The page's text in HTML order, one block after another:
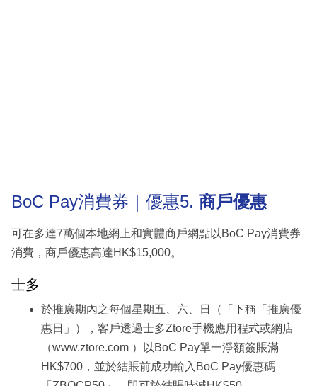
BoC Pay消費券｜優惠5. 商戶優惠
可在多達7萬個本地網上和實體商戶網點以BoC Pay消費券
消費，商戶優惠高達HK$15,000。
士多
於推廣期內之每個星期五、六、日（「下稱「推廣優
惠日」），客戶透過士多Ztore手機應用程式或網店
（www.ztore.com ）以BoC Pay單一淨額簽賬滿
HK$700，並於結賬前成功輸入BoC Pay優惠碼